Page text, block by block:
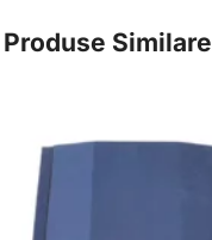
Produse Similare